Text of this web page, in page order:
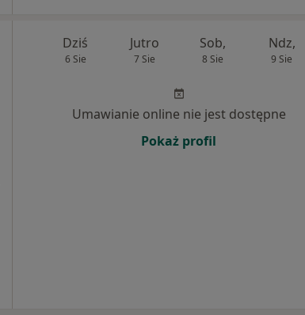
Dziś
6 Sie
Jutro
7 Sie
Sob,
8 Sie
Ndz,
9 Sie
Umawianie online nie jest dostępne
Pokaż profil